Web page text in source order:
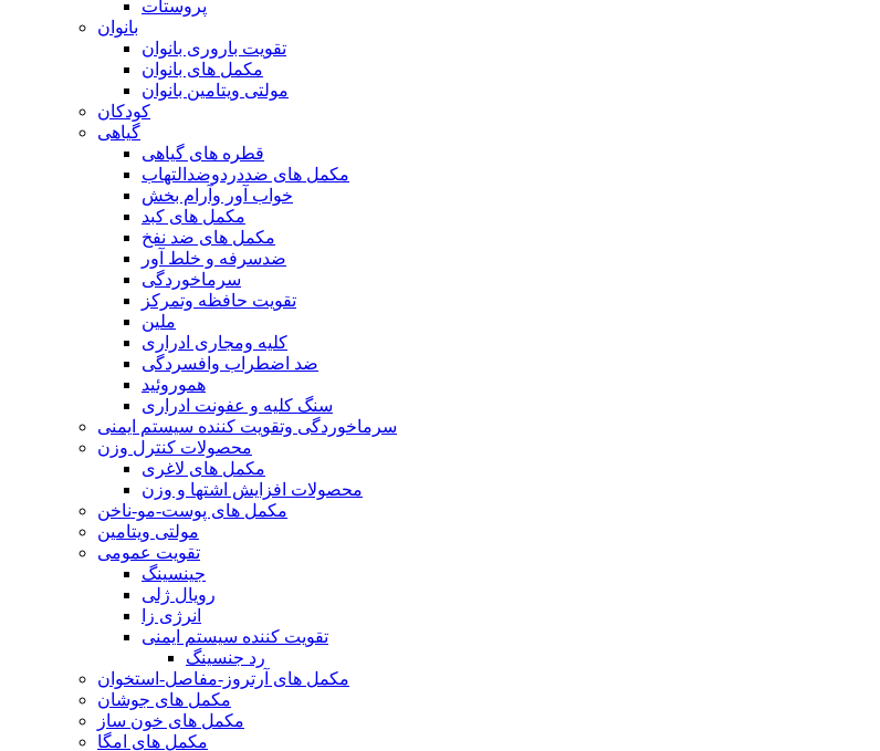
پروستات
بانوان
تقویت باروری بانوان
مکمل های بانوان
مولتی ویتامین بانوان
کودکان
گیاهی
قطره های گیاهی
مکمل های ضددردوضدالتهاب
خواب آور وآرام بخش
مکمل های کبد
مکمل های ضد نفخ
ضدسرفه و خلط آور
سرماخوردگی
تقویت حافظه وتمرکز
ملین
کلیه ومجاری ادراری
ضد اضطراب وافسردگی
هموروئید
سنگ کلیه و عفونت ادراری
سرماخوردگی وتقویت کننده سیستم ایمنی
محصولات کنترل وزن
مکمل های لاغری
محصولات افزایش اشتها و وزن
مکمل های پوست-مو-ناخن
مولتی ویتامین
تقویت عمومی
جینسینگ
رویال ژلی
انرژی زا
تقویت کننده سیستم ایمنی
رد جنسینگ
مکمل های آرتروز-مفاصل-استخوان
مکمل های جوشان
مکمل های خون ساز
مکمل های امگا